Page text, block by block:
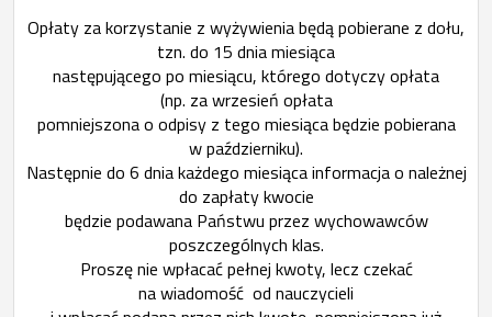
Opłaty za korzystanie z wyżywienia będą pobierane z dołu,
tzn. do 15 dnia miesiąca
następującego po miesiącu, którego dotyczy opłata
(np. za wrzesień opłata
pomniejszona o odpisy z tego miesiąca będzie pobierana
w październiku).
Następnie do 6 dnia każdego miesiąca informacja o należnej
do zapłaty kwocie
będzie podawana Państwu przez wychowawców
poszczególnych klas.
Proszę nie wpłacać pełnej kwoty, lecz czekać
na wiadomość od nauczycieli